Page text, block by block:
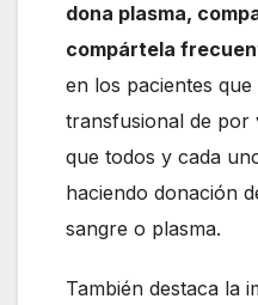
dona plasma,
compártela
en los pacientes
transfusional de por
que todos y cada
haciendo donación
sangre o plasma.
También destaca la